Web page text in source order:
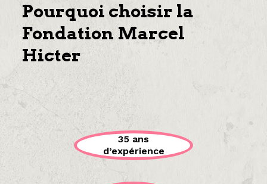
Pourquoi choisir la
Fondation Marcel
Hicter
35 ans
d’expérience